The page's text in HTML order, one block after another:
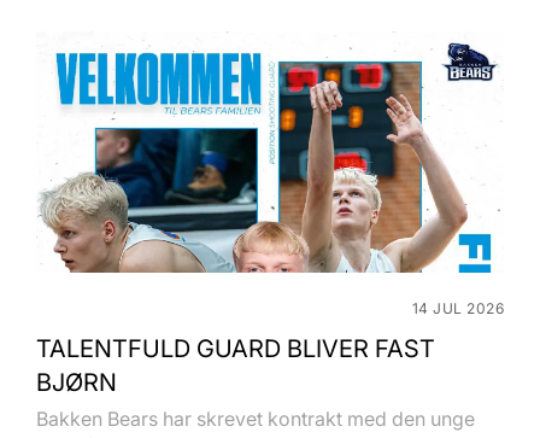
14 JUL 2026
TALENTFULD GUARD BLIVER FAST
BJØRN
Bakken Bears har skrevet kontrakt med den unge